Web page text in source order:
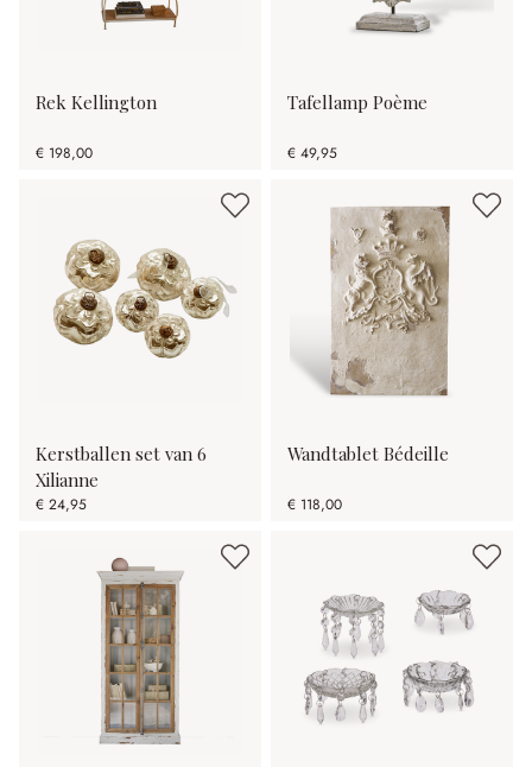
Rek Kellington
€ 198,00
Tafellamp Poème
€ 49,95
Kerstballen set van 6
Xilianne
€ 24,95
Wandtablet Bédeille
€ 118,00